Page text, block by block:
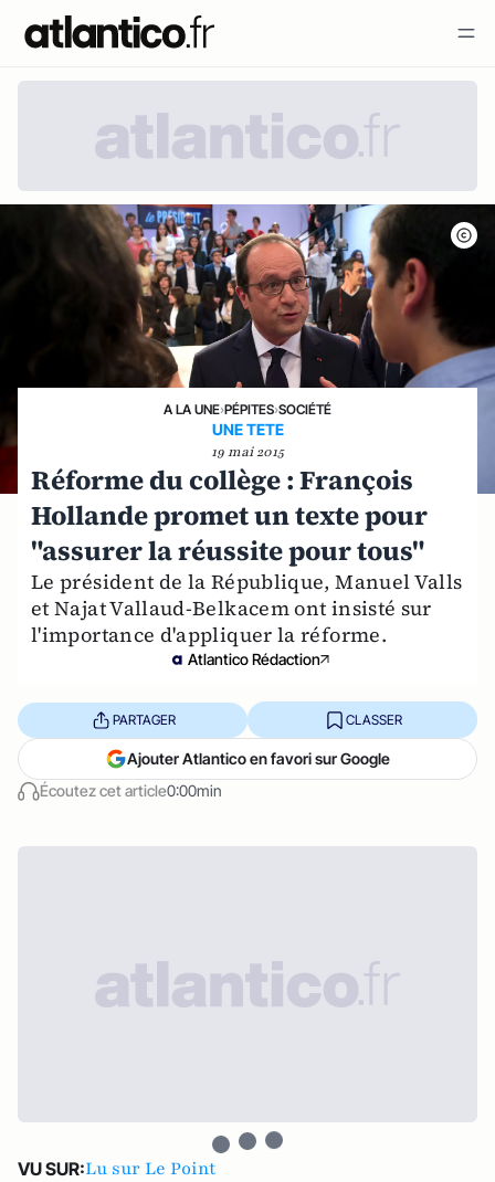
A LA UNE›PÉPITES›SOCIÉTÉ
UNE TETE
19 mai 2015
Réforme du collège : François
Hollande promet un texte pour
"assurer la réussite pour tous"
Le président de la République, Manuel Valls
et Najat Vallaud-Belkacem ont insisté sur
l'importance d'appliquer la réforme.
Atlantico Rédaction
Écoutez cet article0:00min
PARTAGER CLASSER
Ajouter Atlantico en favori sur Google
VU SUR:Lu sur Le Point